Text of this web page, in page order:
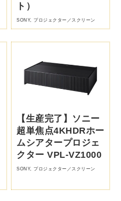
ト）
SONY,プロジェクター／スクリーン
【生産完了】ソニー
超単焦点4KHDRホー
ムシアタープロジェ
クター VPL-VZ1000
SONY,プロジェクター／スクリーン